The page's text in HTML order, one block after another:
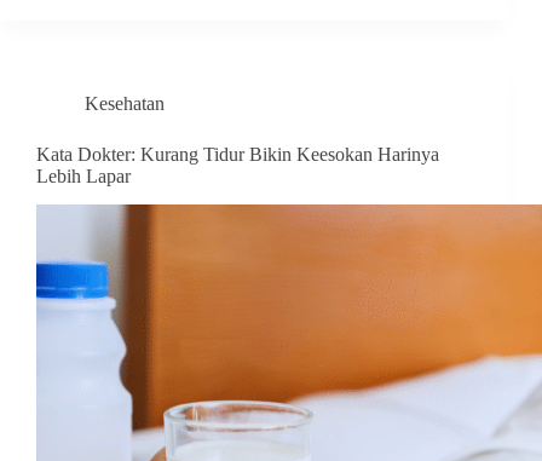
Kesehatan
Kata Dokter: Kurang Tidur Bikin Keesokan Harinya
Lebih Lapar